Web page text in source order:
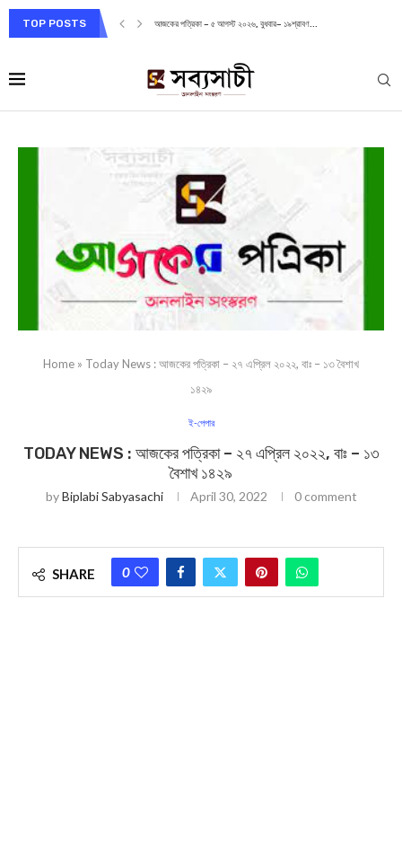
TOP POSTS আজকের পত্রিকা – ৫ আগস্ট ২০২৬, বুধবার– ১৯শ্রাবণ...
Home » Today News : আজকের পত্রিকা – ২৭ এপ্রিল ২০২২, বাঃ – ১৩ বৈশাখ
১৪২৯
ই-পেপার
TODAY NEWS : আজকের পত্রিকা – ২৭ এপ্রিল ২০২২, বাঃ – ১৩
বৈশাখ ১৪২৯
byBiplabi Sabyasachi April 30, 2022 0 comment
SHARE 0